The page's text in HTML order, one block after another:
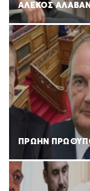
ΑΛΕΚΟΣ
ΠΡΩΗΝ